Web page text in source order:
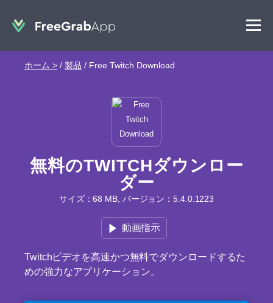
ホーム > / 製品 / Free Twitch Download
無料のTWITCHダウンロー
ダー
サイズ：68 MB, バージョン：5.4.0.1223
動画指示
Twitchビデオを高速かつ無料でダウンロードするた
めの強力なアプリケーション。